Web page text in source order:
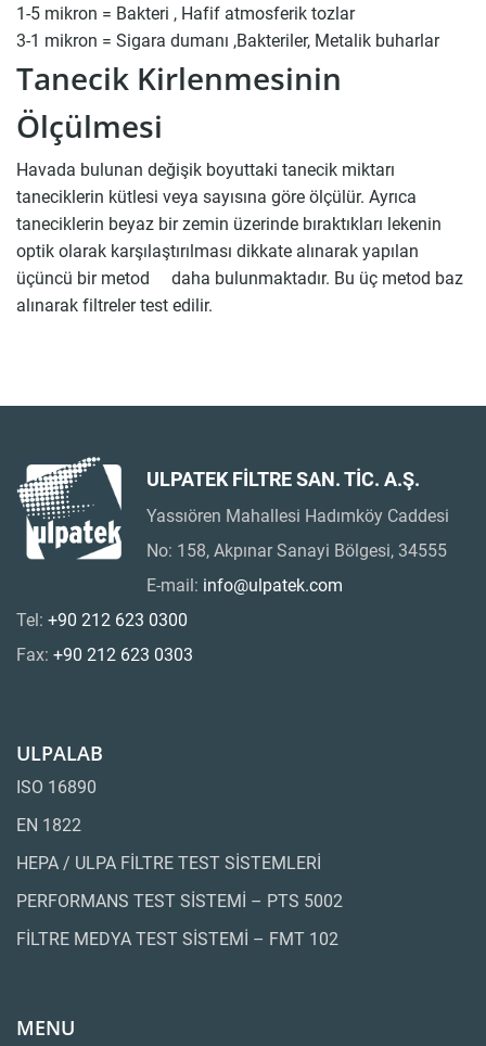
1-5 mikron = Bakteri , Hafif atmosferik tozlar
3-1 mikron = Sigara dumanı ,Bakteriler, Metalik buharlar
Tanecik Kirlenmesinin
Ölçülmesi
Havada bulunan değişik boyuttaki tanecik miktarı
taneciklerin kütlesi veya sayısına göre ölçülür. Ayrıca
taneciklerin beyaz bir zemin üzerinde bıraktıkları lekenin
optik olarak karşılaştırılması dikkate alınarak yapılan
üçüncü bir metod daha bulunmaktadır. Bu üç metod baz
alınarak filtreler test edilir.
ULPATEK FİLTRE SAN. TİC. A.Ş.
Yassıören Mahallesi Hadımköy Caddesi
No: 158, Akpınar Sanayi Bölgesi, 34555
E-mail: info@ulpatek.com
Tel: +90 212 623 0300
Fax: +90 212 623 0303
ULPALAB
ISO 16890
EN 1822
HEPA / ULPA FİLTRE TEST SİSTEMLERİ
PERFORMANS TEST SİSTEMİ – PTS 5002
FİLTRE MEDYA TEST SİSTEMİ – FMT 102
MENU